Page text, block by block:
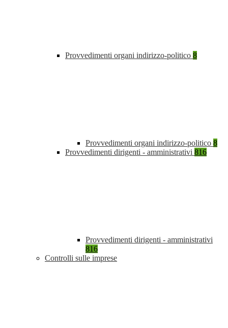
Provvedimenti organi indirizzo-politico 8
Provvedimenti organi indirizzo-politico 8
Provvedimenti dirigenti - amministrativi 816
Provvedimenti dirigenti - amministrativi
816
Controlli sulle imprese